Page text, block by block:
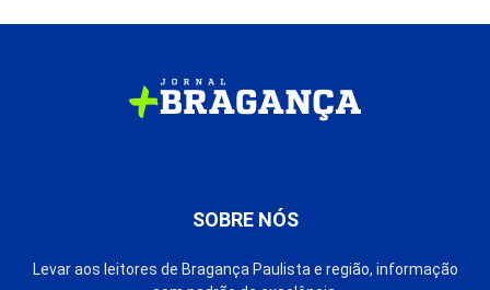
SOBRE NÓS
Levar aos leitores de Bragança Paulista e região, informação